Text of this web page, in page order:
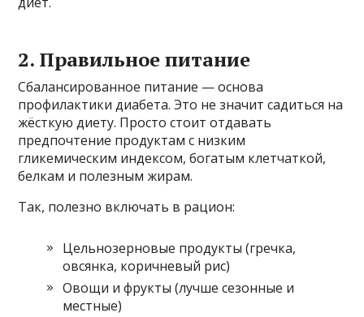
2. Правильное питание
Сбалансированное питание — основа
профилактики диабета. Это не значит садиться на
жёсткую диету. Просто стоит отдавать
предпочтение продуктам с низким
гликемическим индексом, богатым клетчаткой,
белкам и полезным жирам.
Так, полезно включать в рацион:
Цельнозерновые продукты (гречка,
овсянка, коричневый рис)
Овощи и фрукты (лучше сезонные и
местные)